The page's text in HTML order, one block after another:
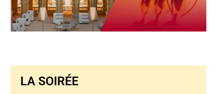
LA SOIRÉE